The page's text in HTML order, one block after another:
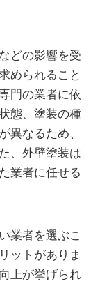
どの影響を受
められること
門の業者に依
態、塗装の種
異なるため、
、外壁塗装は
業者に任せる
業者を選ぶこ
ットがありま
上が挙げられ